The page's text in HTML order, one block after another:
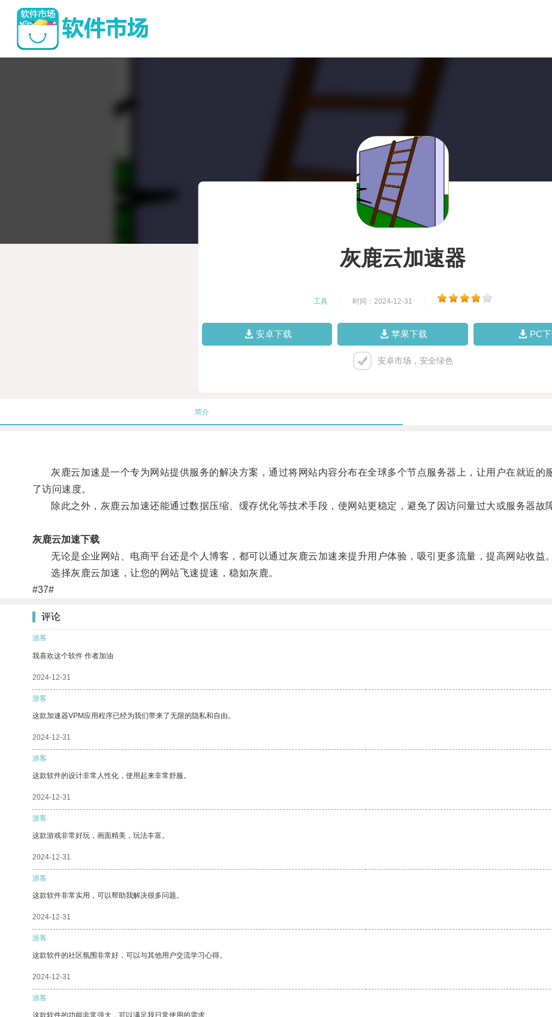
灰鹿云加速器
工具 时间：2024-12-31
安卓下载 苹果下载 PC
安卓市场，安全绿色
简介
灰鹿云加速是一个专为网站提供服务的解决方案，通过将网站内容分布在全球多个节点服务器上，让用户在就近的
了访问速度。
除此之外，灰鹿云加速还能通过数据压缩、缓存优化等技术手段，使网站更稳定，避免了因访问量过大或服务器故
灰鹿云加速下载
无论是企业网站、电商平台还是个人博客，都可以通过灰鹿云加速来提升用户体验，吸引更多流量，提高网站收益。
选择灰鹿云加速，让您的网站飞速提速，稳如灰鹿。
#37#
评论
游客
我喜欢这个软件 作者加油
2024-12-31
游客
这款加速器VPM应用程序已经为我们带来了无限的隐私和自由。
2024-12-31
游客
这款软件的设计非常人性化，使用起来非常舒服。
2024-12-31
游客
这款游戏非常好玩，画面精美，玩法丰富。
2024-12-31
游客
这款软件非常实用，可以帮助我解决很多问题。
2024-12-31
游客
这款软件的社区氛围非常好，可以与其他用户交流学习心得。
2024-12-31
游客
这款软件的功能非常强大，可以满足我日常使用的需求。